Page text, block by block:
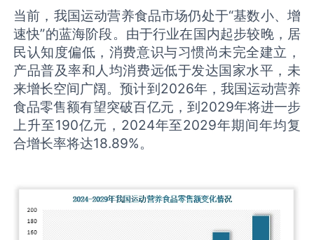
当前，我国运动营养食品市场仍处于“基数小、增
速快”的蓝海阶段。由于行业在国内起步较晚，居
民认知度偏低，消费意识与习惯尚未完全建立，
产品普及率和人均消费远低于发达国家水平，未
来增长空间广阔。预计到2026年，我国运动营养
食品零售额有望突破百亿元，到2029年将进一步
上升至190亿元，2024年至2029年期间年均复
合增长率将达18.89%。